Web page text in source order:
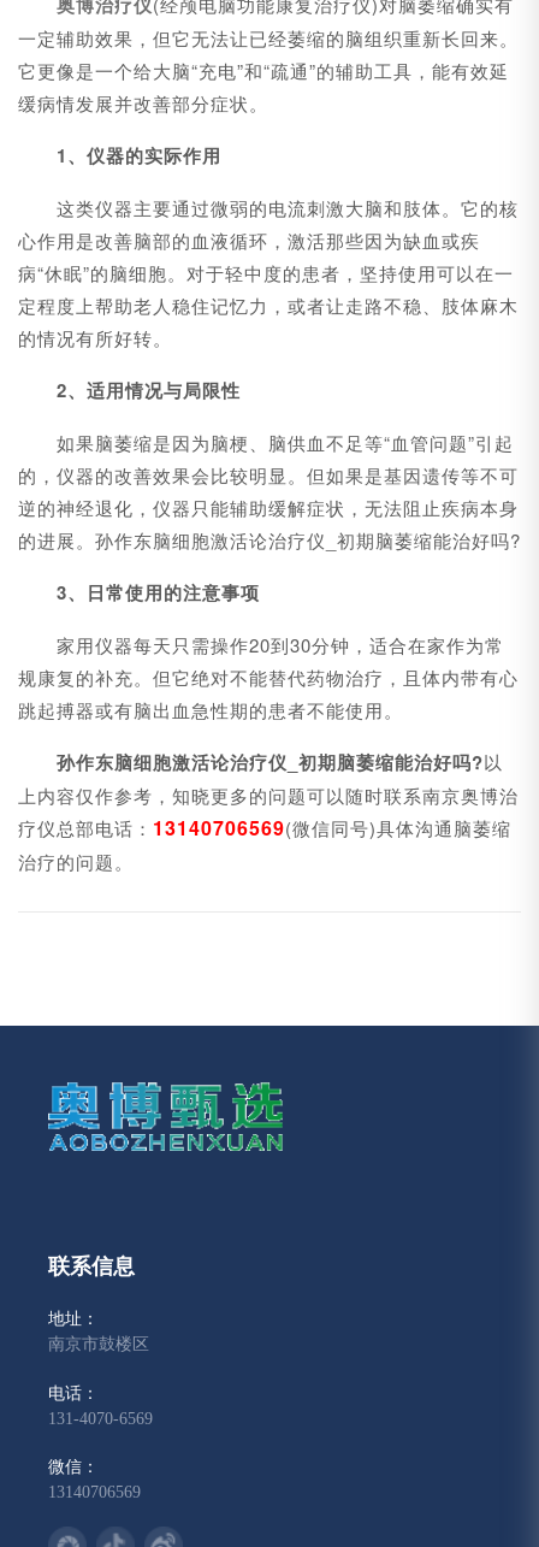
一定辅助效果，但它无法让已经萎缩的脑组织重新长回来。
它更像是一个给大脑“充电”和“疏通”的辅助工具，能有效延
缓病情发展并改善部分症状。
1、仪器的实际作用
这类仪器主要通过微弱的电流刺激大脑和肢体。它的核
心作用是改善脑部的血液循环，激活那些因为缺血或疾
病“休眠”的脑细胞。对于轻中度的患者，坚持使用可以在一
定程度上帮助老人稳住记忆力，或者让走路不稳、肢体麻木
的情况有所好转。
2、适用情况与局限性
如果脑萎缩是因为脑梗、脑供血不足等“血管问题”引起
的，仪器的改善效果会比较明显。但如果是基因遗传等不可
逆的神经退化，仪器只能辅助缓解症状，无法阻止疾病本身
的进展。孙作东脑细胞激活论治疗仪_初期脑萎缩能治好吗?
3、日常使用的注意事项
家用仪器每天只需操作20到30分钟，适合在家作为常
规康复的补充。但它绝对不能替代药物治疗，且体内带有心
跳起搏器或有脑出血急性期的患者不能使用。
孙作东脑细胞激活论治疗仪_初期脑萎缩能治好吗?以
上内容仅作参考，知晓更多的问题可以随时联系南京奥博治
疗仪总部电话： 13140706569(微信同号)具体沟通脑萎缩
治疗的问题。
联系信息
地址：
南京市鼓楼区
电话：
131-4070-6569
微信：
13140706569